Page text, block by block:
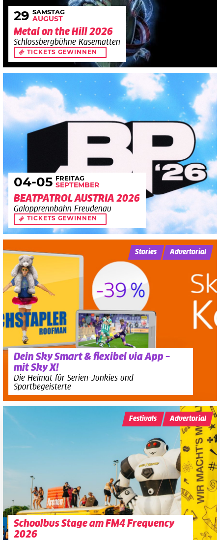
29 SAMSTAG
AUGUST
Metal on the Hill 2026
Schlossbergbühne Kasematten
TICKETS GEWINNEN
04-05 FREITAG
SEPTEMBER
BEATPATROL AUSTRIA 2026
Galopprennbahn Freudenau
TICKETS GEWINNEN
Dein Sky Smart & flexibel via App –
mit Sky X!
Die Heimat für Serien-Junkies und
Sportbegeisterte
Stories Advertorial
Schoolbus Stage am FM4 Frequency
2026
Festivals Advertorial